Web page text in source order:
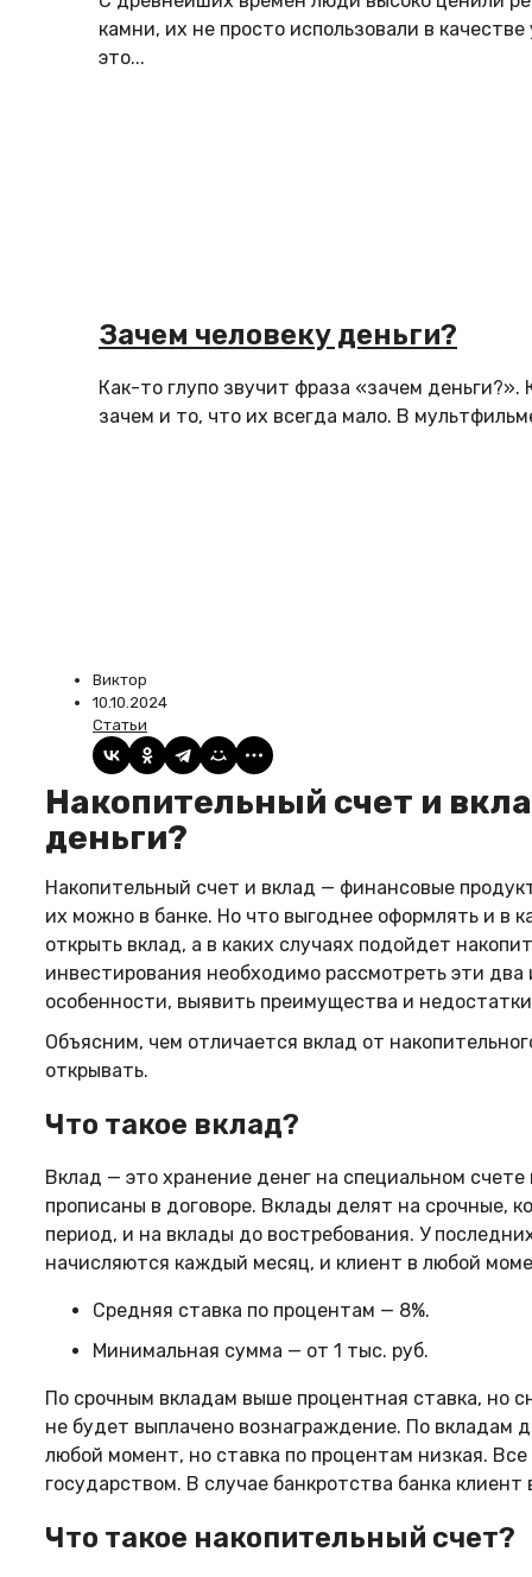
камни, их не просто использовали в
это...
Зачем человеку деньги?
Как-то глупо звучит фраза «зачем
зачем и то, что их всегда мало. В
Виктор
10.10.2024
Статьи
Накопительный счет и вклад: где лучше хранить
деньги?
Накопительный счет и вклад — финансовые
их можно в банке. Но что выгоднее оформлять и в
открыть вклад, а в каких случаях подойдет
инвестирования необходимо рассмотреть эти
особенности, выявить преимущества и
Объясним, чем отличается вклад от
открывать.
Что такое вклад?
Вклад — это хранение денег на специальном
прописаны в договоре. Вклады делят на срочные,
период, и на вклады до востребования. У
начисляются каждый месяц, и клиент в любой
Средняя ставка по процентам — 8%.
Минимальная сумма — от 1 тыс. руб.
По срочным вкладам выше процентная ставка, но
не будет выплачено вознаграждение. По вкладам
любой момент, но ставка по процентам низкая.
государством. В случае банкротства банка
Что такое накопительный счет?